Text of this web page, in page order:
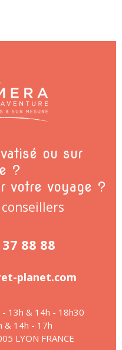
ou sur
?
votre voyage ?
88 88
planet.com
- 13h & 14h - 18h30
& 14h - 17h
LYON FRANCE